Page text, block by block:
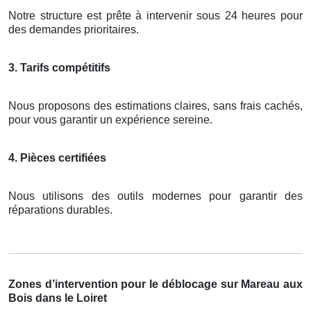
Notre structure est prête à intervenir sous 24 heures pour
des demandes prioritaires.
3. Tarifs compétitifs
Nous proposons des estimations claires, sans frais cachés,
pour vous garantir un expérience sereine.
4. Pièces certifiées
Nous utilisons des outils modernes pour garantir des
réparations durables.
Zones d’intervention pour le déblocage sur Mareau aux
Bois dans le Loiret